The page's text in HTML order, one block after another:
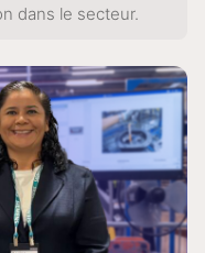
dans le secteur.